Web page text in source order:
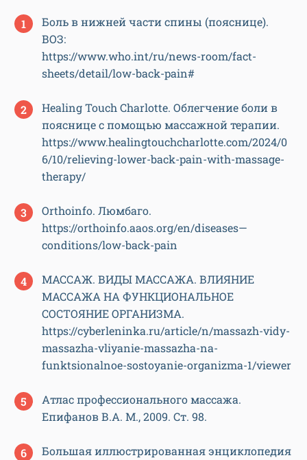
Боль в нижней части спины (пояснице).
ВОЗ:
https://www.who.int/ru/news-room/fact-
sheets/detail/low-back-pain#
Healing Touch Charlotte. Облегчение боли в
пояснице с помощью массажной терапии.
https://www.healingtouchcharlotte.com/2024/0
6/10/relieving-lower-back-pain-with-massage-
therapy/
Оrthoinfo. Люмбаго.
https://orthoinfo.aaos.org/en/diseases—
conditions/low-back-pain
МАССАЖ. ВИДЫ МАССАЖА. ВЛИЯНИЕ
МАССАЖА НА ФУНКЦИОНАЛЬНОЕ
СОСТОЯНИЕ ОРГАНИЗМА.
https://cyberleninka.ru/article/n/massazh-vidy-
massazha-vliyanie-massazha-na-
funktsionalnoe-sostoyanie-organizma-1/viewer
Атлас профессионального массажа.
Епифанов В.А. М., 2009. Ст. 98.
Большая иллюстрированная энциклопедия